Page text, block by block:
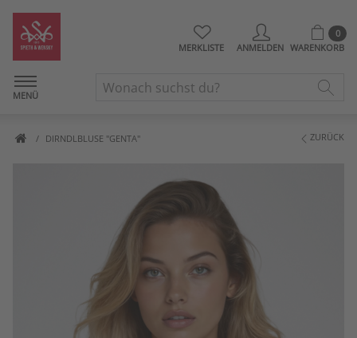
MERKLISTE ANMELDEN
0
WARENKORB
MENÜ
DIRNDLBLUSE "GENTA" ZURÜCK
Artikelbilder überspringen